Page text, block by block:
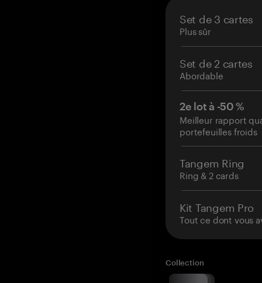
Set de 3 cartes
Plus sûr
Set de 2 cartes
Abordable
2e lot à -50 %
Meilleur rapport
portefeuilles froids
Tangem Ring
Ring & 2 cards
Kit Tangem Pro
Tout ce dont vous
Collection